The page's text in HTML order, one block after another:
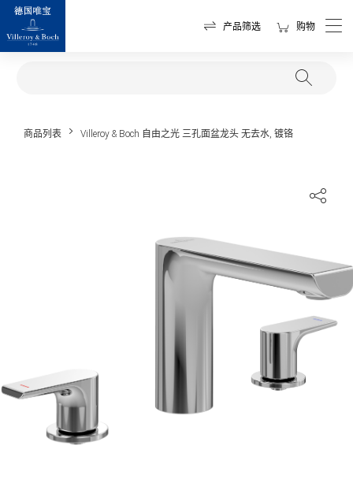
产品筛选 购物
商品列表 Villeroy & Boch 自由之光 三孔面盆龙头 无去水, 镀铬